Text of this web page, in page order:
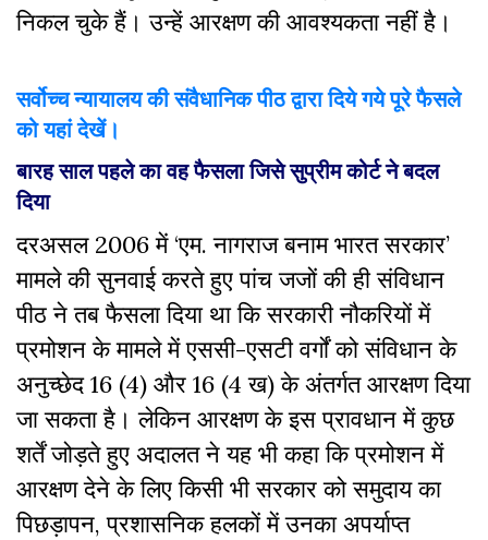
निकल चुके हैं। उन्हें आरक्षण की आवश्यकता नहीं है।
सर्वोच्च न्यायालय की संवैधानिक पीठ द्वारा दिये गये पूरे फैसले
को यहां देखें।
बारह साल पहले का वह फैसला जिसे सुप्रीम कोर्ट ने बदल
दिया
दरअसल 2006 में ‘एम. नागराज बनाम भारत सरकार’
मामले की सुनवाई करते हुए पांच जजों की ही संविधान
पीठ ने तब फैसला दिया था कि सरकारी नौकरियों में
प्रमोशन के मामले में एससी-एसटी वर्गों को संविधान के
अनुच्छेद 16 (4) और 16 (4 ख) के अंतर्गत आरक्षण दिया
जा सकता है। लेकिन आरक्षण के इस प्रावधान में कुछ
शर्तें जोड़ते हुए अदालत ने यह भी कहा कि प्रमोशन में
आरक्षण देने के लिए किसी भी सरकार को समुदाय का
पिछड़ापन, प्रशासनिक हलकों में उनका अपर्याप्त